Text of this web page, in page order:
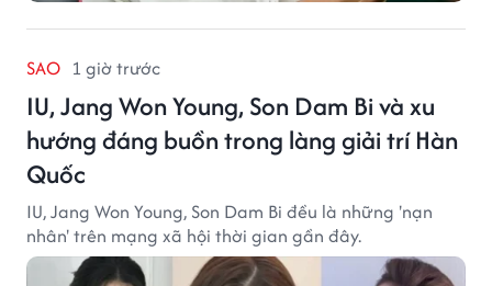
SAO 1 giờ trước
IU, Jang Won Young, Son Dam Bi và xu
hướng đáng buồn trong làng giải trí Hàn
Quốc
IU, Jang Won Young, Son Dam Bi đều là những 'nạn
nhân' trên mạng xã hội thời gian gần đây.